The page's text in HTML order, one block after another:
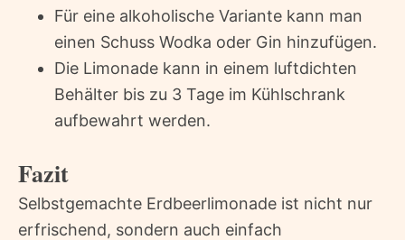
Für eine alkoholische Variante kann man
einen Schuss Wodka oder Gin hinzufügen.
Die Limonade kann in einem luftdichten
Behälter bis zu 3 Tage im Kühlschrank
aufbewahrt werden.
Fazit
Selbstgemachte Erdbeerlimonade ist nicht nur
erfrischend, sondern auch einfach